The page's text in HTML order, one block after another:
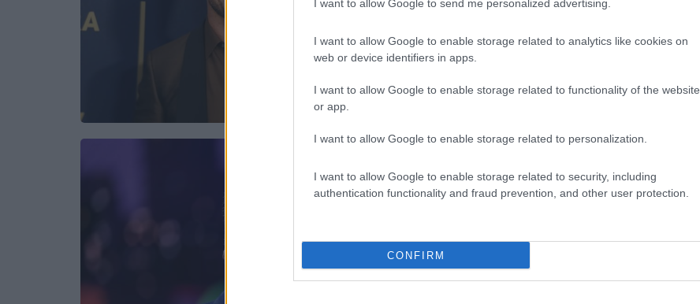
I want to allow Google to send me personalized advertising.
I want to allow Google to enable storage related to analytics like cookies on
web or device identifiers in apps.
I want to allow Google to enable storage related to functionality of the website
or app.
I want to allow Google to enable storage related to personalization.
I want to allow Google to enable storage related to security, including
authentication functionality and fraud prevention, and other user protection.
CONFIRM
Running Man» του Εντγκαρ Ράιτ
Η ταινία είναι βασισμένη στο
ομώνυμο μυθιστόρημα του Στίβεν
Lifestyle|26.03.2024 19:44
Εγχείρηση καρδιάς για τον
σιγά μετατρέπομαι σε μηχανή»
Με δόση χιούμορ αντιμετώπισε ο
πρώην Ρόμποκοπ την τοποθέτηση